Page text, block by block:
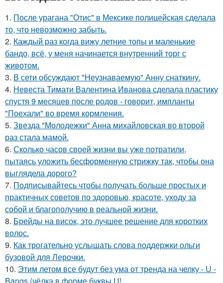
1. После урагана "Отис" в Мексике полицейская сделала
то, что невозможно забыть.
2. Каждый раз когда вижу летние топы и маленькие
бандо, всё, у меня начинается внутренний торг с
животом.
3. В сети обсуждают "Неузнаваемую" Анну снаткину.
4. Невеста Тимати Валентина Иванова сделала пластику
спустя 9 месяцев после родов - говорит, импланты
"Поехали" во время кормления.
5. Звезда "Молодежки" Анна михайловская во второй
раз стала мамой.
6. Сколько часов своей жизни вы уже потратили,
пытаясь уложить бесформенную стрижку так, чтобы она
выглядела дорого?
7. Подписывайтесь чтобы получать больше простых и
практичных советов по здоровью, красоте, уходу за
собой и благополучию в реальной жизни.
8. Брейды на висок, это лучшее решение для коротких
волос.
9. Как трогательно услышать слова поддержки ольги
бузовой для Лерочки.
10. Этим летом все будут без ума от тренда на челку - U -